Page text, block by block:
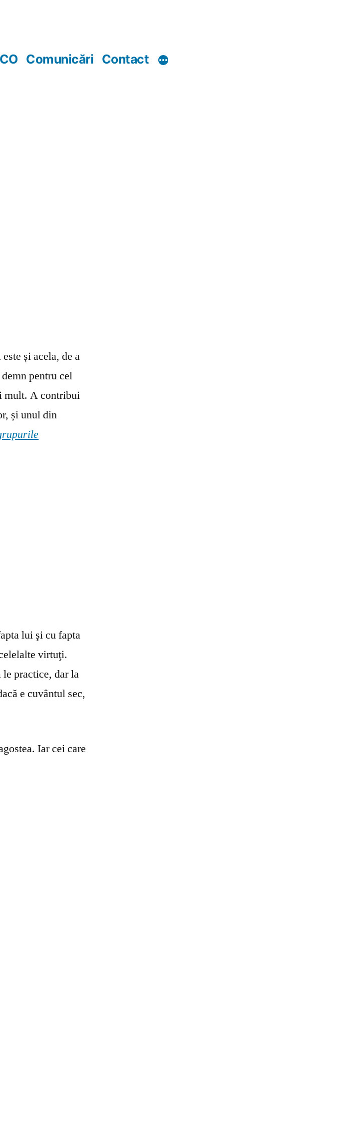
Comunicări Contact
și acela, de a
pentru cel
mult. A contribui
și unul din
lui şi cu fapta
virtuţi.
practice, dar la
e cuvântul sec,
Iar cei care